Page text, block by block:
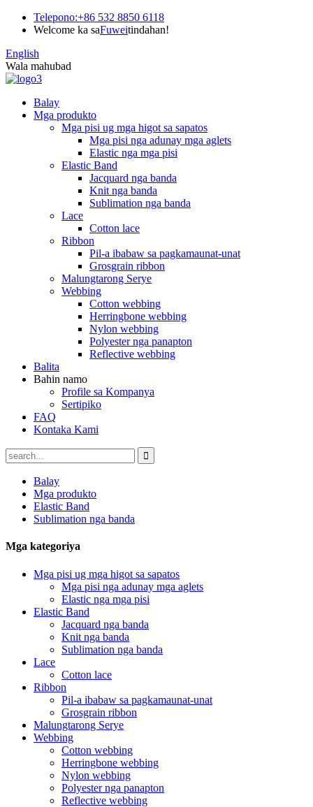
Telepono:+86 532 8850 6118
Welcome ka saFuweitindahan!
English
Wala mahubad
Balay
Mga produkto
Mga pisi ug mga higot sa sapatos
Mga pisi nga adunay mga aglets
Elastic nga mga pisi
Elastic Band
Jacquard nga banda
Knit nga banda
Sublimation nga banda
Lace
Cotton lace
Ribbon
Pil-a ibabaw sa pagkamaunat-unat
Grosgrain ribbon
Malungtarong Serye
Webbing
Cotton webbing
Herringbone webbing
Nylon webbing
Polyester nga panapton
Reflective webbing
Balita
Bahin namo
Profile sa Kompanya
Sertipiko
FAQ
Kontaka Kami
Balay
Mga produkto
Elastic Band
Sublimation nga banda
Mga kategoriya
Mga pisi ug mga higot sa sapatos
Mga pisi nga adunay mga aglets
Elastic nga mga pisi
Elastic Band
Jacquard nga banda
Knit nga banda
Sublimation nga banda
Lace
Cotton lace
Ribbon
Pil-a ibabaw sa pagkamaunat-unat
Grosgrain ribbon
Malungtarong Serye
Webbing
Cotton webbing
Herringbone webbing
Nylon webbing
Polyester nga panapton
Reflective webbing